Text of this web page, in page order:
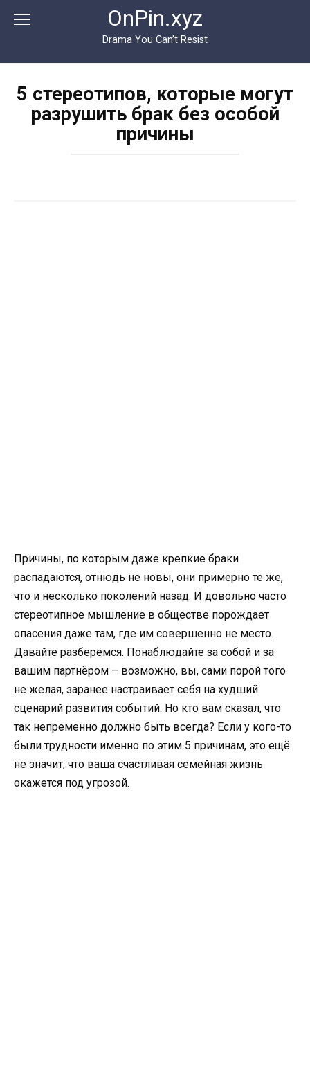
OnPin.xyz
Drama You Can’t Resist
5 стереотипов, которые могут
разрушить брак без особой
причины
Причины, по которым даже крепкие браки
распадаются, отнюдь не новы, они примерно те же,
что и несколько поколений назад. И довольно часто
стереотипное мышление в обществе порождает
опасения даже там, где им совершенно не место.
Давайте разберёмся. Понаблюдайте за собой и за
вашим партнёром – возможно, вы, сами порой того
не желая, заранее настраивает себя на худший
сценарий развития событий. Но кто вам сказал, что
так непременно должно быть всегда? Если у кого-то
были трудности именно по этим 5 причинам, это ещё
не значит, что ваша счастливая семейная жизнь
окажется под угрозой.